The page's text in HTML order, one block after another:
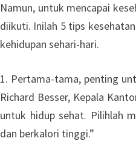
Namun, untuk mencapai
diikuti. Inilah 5 tips
kehidupan sehari-hari.
1. Pertama-tama, penting
Richard Besser, Kepala
untuk hidup sehat. Pilihlah
dan berkalori tinggi.”